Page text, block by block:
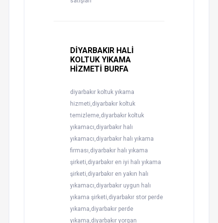
DİYARBAKIR HALİ
KOLTUK YIKAMA
HİZMETİ BURFA
diyarbakır koltuk yıkama
hizmeti,diyarbakır koltuk
temizleme,diyarbakır koltuk
yıkamacı,diyarbakır halı
yıkamacı,diyarbakır halı yıkama
firması,diyarbakır halı yıkama
şirketi,diyarbakır en iyi halı yıkama
şirketi,diyarbakır en yakın halı
yıkamacı,diyarbakır uygun halı
yıkama şirketi,diyarbakır stor perde
yıkama,diyarbakır perde
yıkama,diyarbakır yorgan